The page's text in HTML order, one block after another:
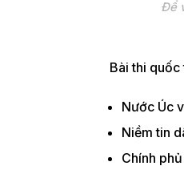
Để
Bài thi
Nước Úc
Niềm tin
Chính